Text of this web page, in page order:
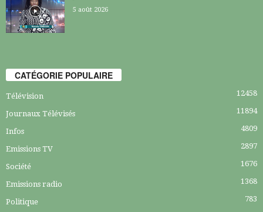
5 août 2026
CATÉGORIE POPULAIRE
Télévision 12458
Journaux Télévisés 11894
Infos 4809
Emissions TV 2897
Société 1676
Emissions radio 1368
Politique 783